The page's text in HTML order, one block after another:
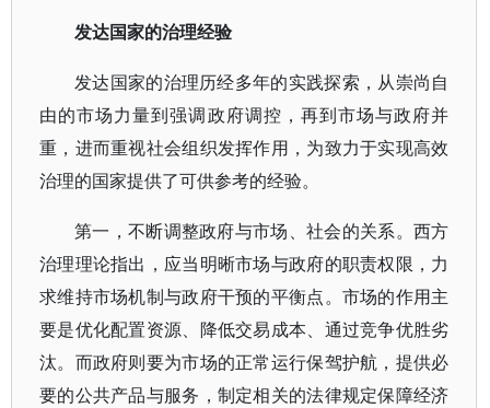
发达国家的治理经验
发达国家的治理历经多年的实践探索，从崇尚自
由的市场力量到强调政府调控，再到市场与政府并
重，进而重视社会组织发挥作用，为致力于实现高效
治理的国家提供了可供参考的经验。
第一，不断调整政府与市场、社会的关系。西方
治理理论指出，应当明晰市场与政府的职责权限，力
求维持市场机制与政府干预的平衡点。市场的作用主
要是优化配置资源、降低交易成本、通过竞争优胜劣
汰。而政府则要为市场的正常运行保驾护航，提供必
要的公共产品与服务，制定相关的法律规定保障经济